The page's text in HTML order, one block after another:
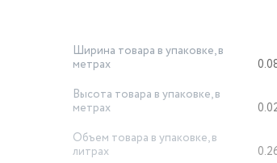
Ширина товара в упаковке, в
метрах
Высота товара в упаковке, в
метрах
Объем товара в упаковке, в
литрах